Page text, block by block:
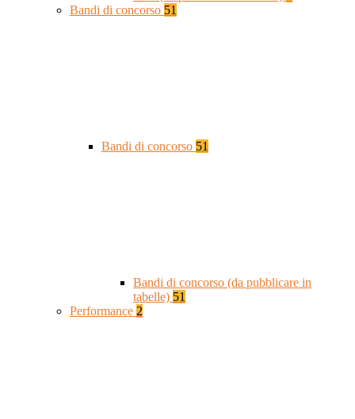
Bandi di concorso 51
Bandi di concorso 51
Bandi di concorso (da pubblicare in
tabelle) 51
Performance 2